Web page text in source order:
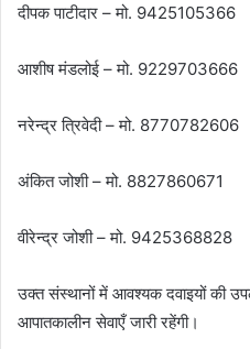
दीपक पाटीदार – मो. 9425105366
आशीष मंडलोई – मो. 9229703666
नरेन्द्र त्रिवेदी – मो. 8770782606
अंकित जोशी – मो. 8827860671
वीरेन्द्र जोशी – मो. 9425368828
उक्त संस्थानों में आवश्यक दवाइयों की
आपातकालीन सेवाएँ जारी रहेंगी।